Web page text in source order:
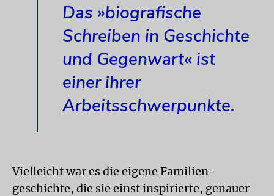
Das »biografische
Schreiben in Geschichte
und Gegenwart« ist
einer ihrer
Arbeitsschwerpunkte.
Vielleicht war es die eigene Familien­
geschichte, die sie einst inspirierte, genauer